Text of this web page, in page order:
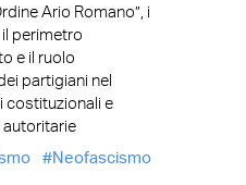
Ario Romano”, i
perimetro
e il ruolo
partigiani nel
costituzionali e
Neofascismo